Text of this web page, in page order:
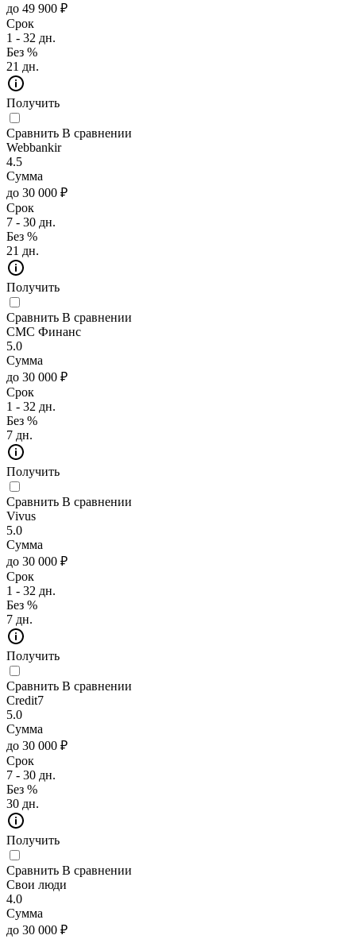
до 49 900 ₽
Срок
1 - 32 дн.
Без %
21 дн.
Получить
Сравнить В сравнении
Webbankir
4.5
Сумма
до 30 000 ₽
Срок
7 - 30 дн.
Без %
21 дн.
Получить
Сравнить В сравнении
СМС Финанс
5.0
Сумма
до 30 000 ₽
Срок
1 - 32 дн.
Без %
7 дн.
Получить
Сравнить В сравнении
Vivus
5.0
Сумма
до 30 000 ₽
Срок
1 - 32 дн.
Без %
7 дн.
Получить
Сравнить В сравнении
Credit7
5.0
Сумма
до 30 000 ₽
Срок
7 - 30 дн.
Без %
30 дн.
Получить
Сравнить В сравнении
Свои люди
4.0
Сумма
до 30 000 ₽